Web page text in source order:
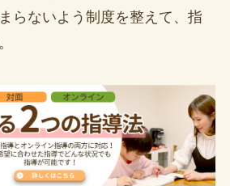
らないよう制度を整えて、指